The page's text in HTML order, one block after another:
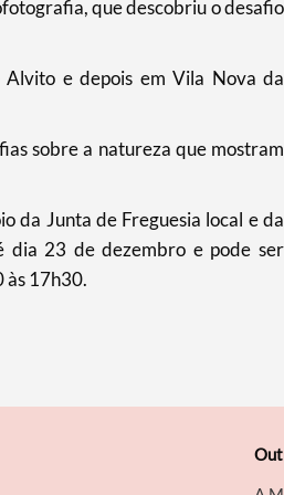
que descobriu o desafio
e depois em Vila Nova da
sobre a natureza que mostram
da Junta de Freguesia local e da
dia 23 de dezembro e pode ser
às 17h30.